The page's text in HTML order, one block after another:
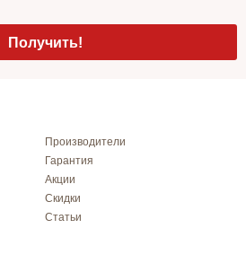
Производители
Гарантия
Акции
Скидки
Статьи